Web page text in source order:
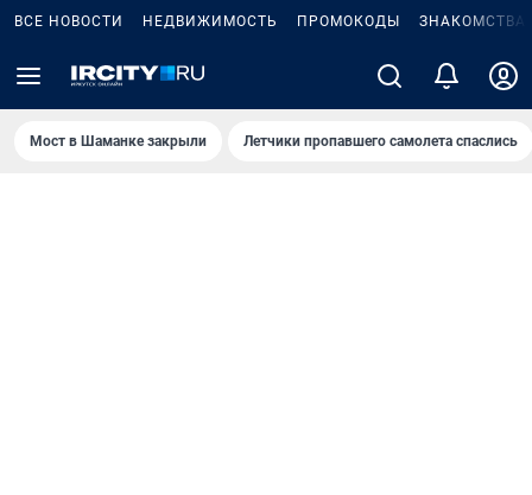
ВСЕ НОВОСТИ НЕДВИЖИМОСТЬ ПРОМОКОДЫ ЗНАКОМСТВА
Мост в Шаманке закрыли Летчики пропавшего самолета спаслись